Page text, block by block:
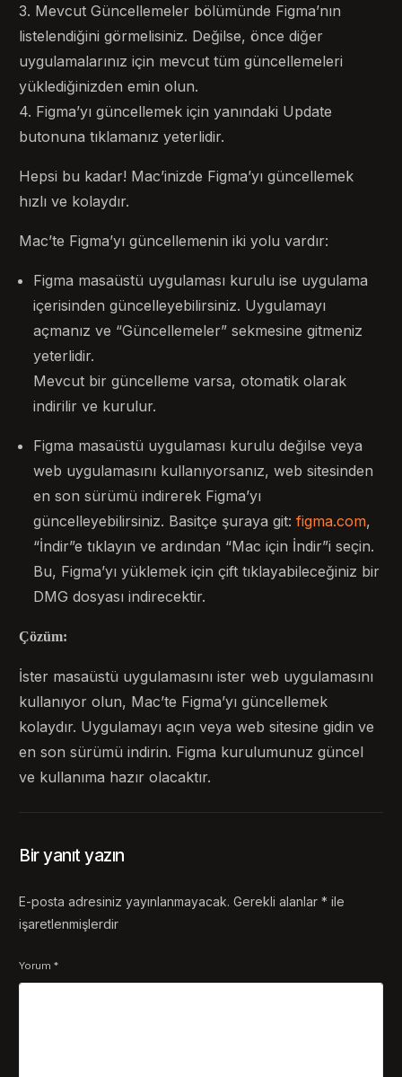
3. Mevcut Güncellemeler bölümünde Figma’nın
listelendiğini görmelisiniz. Değilse, önce diğer
uygulamalarınız için mevcut tüm güncellemeleri
yüklediğinizden emin olun.
4. Figma’yı güncellemek için yanındaki Update
butonuna tıklamanız yeterlidir.
Hepsi bu kadar! Mac’inizde Figma’yı güncellemek
hızlı ve kolaydır.
Mac’te Figma’yı güncellemenin iki yolu vardır:
Figma masaüstü uygulaması kurulu ise uygulama
içerisinden güncelleyebilirsiniz. Uygulamayı
açmanız ve “Güncellemeler” sekmesine gitmeniz
yeterlidir.
Mevcut bir güncelleme varsa, otomatik olarak
indirilir ve kurulur.
Figma masaüstü uygulaması kurulu değilse veya
web uygulamasını kullanıyorsanız, web sitesinden
en son sürümü indirerek Figma’yı
güncelleyebilirsiniz. Basitçe şuraya git:figma.com,
“İndir”e tıklayın ve ardından “Mac için İndir”i seçin.
Bu, Figma’yı yüklemek için çift tıklayabileceğiniz bir
DMG dosyası indirecektir.
Çözüm:
İster masaüstü uygulamasını ister web uygulamasını
kullanıyor olun, Mac’te Figma’yı güncellemek
kolaydır. Uygulamayı açın veya web sitesine gidin ve
en son sürümü indirin. Figma kurulumunuz güncel
ve kullanıma hazır olacaktır.
Bir yanıt yazın
E-posta adresiniz yayınlanmayacak. Gerekli alanlar* ile
işaretlenmişlerdir
Yorum*